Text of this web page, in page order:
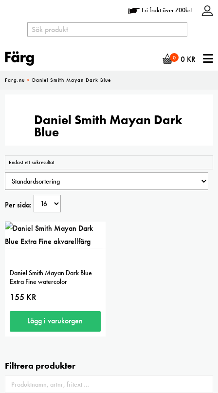
Fri frakt över 700kr!
0 0 KR
Farg.nu > Daniel Smith Mayan Dark Blue
Daniel Smith Mayan Dark
Blue
Endast ett sökresultat
Per sida:
Daniel Smith Mayan Dark Blue
Extra Fine watercolor
155 KR
Lägg i varukorgen
Filtrera produkter